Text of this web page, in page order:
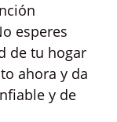
esperes
de tu hogar
ahora y da
y de